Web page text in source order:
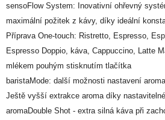
sensoFlow System: Inovativní ohřevný
maximální požitek z kávy, díky ideální
Příprava One-touch: Ristretto, Espresso,
Espresso Doppio, káva, Cappuccino, Latte
mlékem pouhým stisknutím tlačítka
baristaMode: další možnosti nastavení
Ještě vyšší extrakce aroma díky
aromaDouble Shot - extra silná káva při